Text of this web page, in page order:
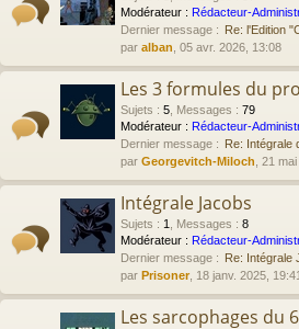
Modérateur : Rédacteur-
Dernier message : Re: l'Edition
par alban , 05 avr. 2026, 13:08
Les 3 formules du
Sujets : 5 Messages : 79
Modérateur : Rédacteur-
Dernier message : Re: Intégrale
par Georgevitch-Miloch , 21
Intégrale Jacobs
Sujets : 1 Messages : 8
Modérateur : Rédacteur-
Dernier message : Re: Intégrale
par Prisoner , 18 janv. 2025, 19:41
Les sarcophages du